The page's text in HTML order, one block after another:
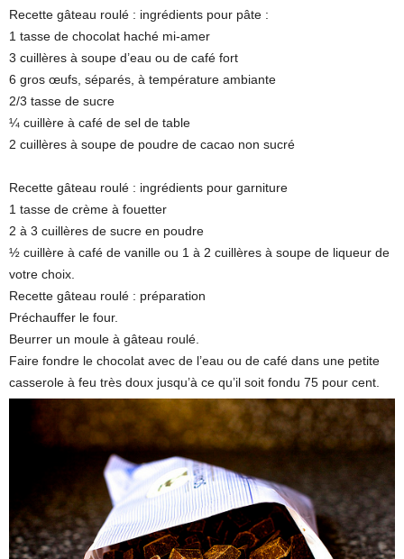
Recette gâteau roulé : ingrédients pour pâte :
1 tasse de chocolat haché mi-amer
3 cuillères à soupe d’eau ou de café fort
6 gros œufs, séparés, à température ambiante
2/3 tasse de sucre
¼ cuillère à café de sel de table
2 cuillères à soupe de poudre de cacao non sucré
Recette gâteau roulé : ingrédients pour garniture
1 tasse de crème à fouetter
2 à 3 cuillères de sucre en poudre
½ cuillère à café de vanille ou 1 à 2 cuillères à soupe de liqueur de
votre choix.
Recette gâteau roulé : préparation
Préchauffer le four.
Beurrer un moule à gâteau roulé.
Faire fondre le chocolat avec de l’eau ou de café dans une petite
casserole à feu très doux jusqu’à ce qu’il soit fondu 75 pour cent.